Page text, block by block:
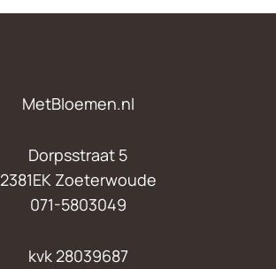
MetBloemen.nl
Dorpsstraat 5
2381EK Zoeterwoude
071-5803049
kvk 28039687